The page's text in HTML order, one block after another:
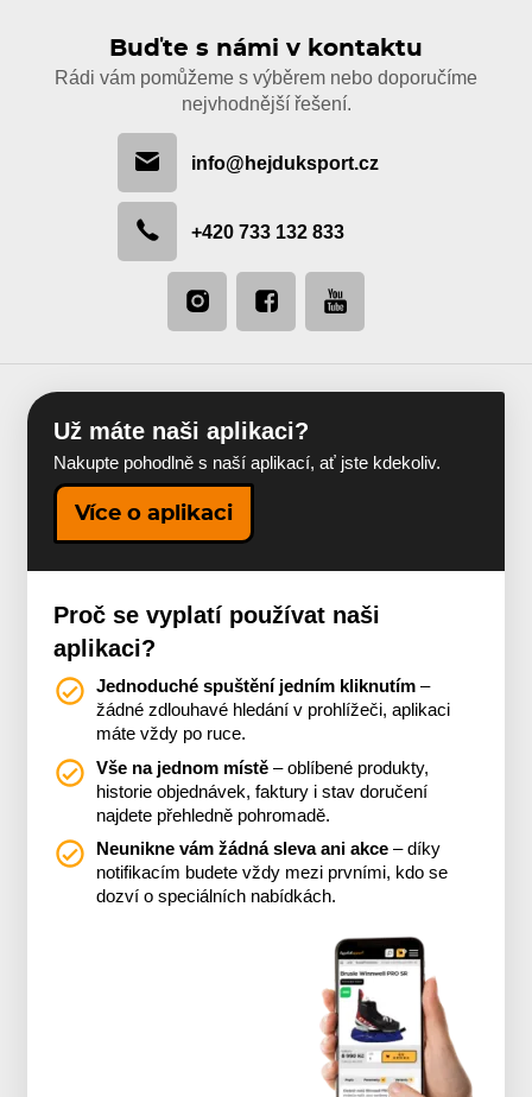
Buďte s námi v kontaktu
Rádi vám pomůžeme s výběrem nebo doporučíme
nejvhodnější řešení.
info@hejduksport.cz
+420 733 132 833
Už máte naši aplikaci?
Nakupte pohodlně s naší aplikací, ať jste kdekoliv.
Více o aplikaci
Proč se vyplatí používat naši
aplikaci?
Jednoduché spuštění jedním kliknutím –
žádné zdlouhavé hledání v prohlížeči, aplikaci
máte vždy po ruce.
Vše na jednom místě – oblíbené produkty,
historie objednávek, faktury i stav doručení
najdete přehledně pohromadě.
Neunikne vám žádná sleva ani akce – díky
notifikacím budete vždy mezi prvními, kdo se
dozví o speciálních nabídkách.